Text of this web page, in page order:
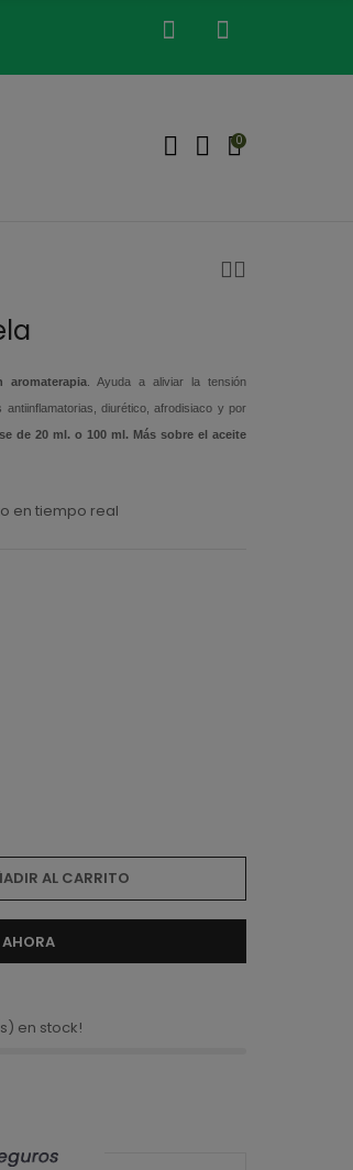
0
. Ayuda a aliviar la tensión
diurético, afrodisiaco y por
de 20 ml. o 100 ml. Más sobre el aceite
en tiempo real
AL CARRITO
en stock!